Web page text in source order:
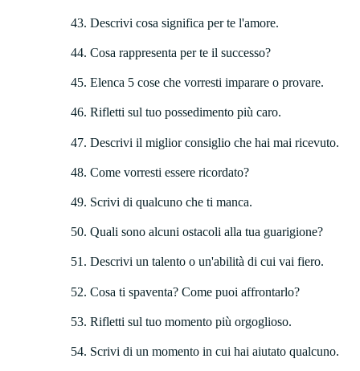
Descrivi cosa significa per te l'amore.
Cosa rappresenta per te il successo?
Elenca 5 cose che vorresti imparare o provare.
Rifletti sul tuo possedimento più caro.
Descrivi il miglior consiglio che hai mai ricevuto.
Come vorresti essere ricordato?
Scrivi di qualcuno che ti manca.
Quali sono alcuni ostacoli alla tua guarigione?
Descrivi un talento o un'abilità di cui vai fiero.
Cosa ti spaventa? Come puoi affrontarlo?
Rifletti sul tuo momento più orgoglioso.
Scrivi di un momento in cui hai aiutato qualcuno.